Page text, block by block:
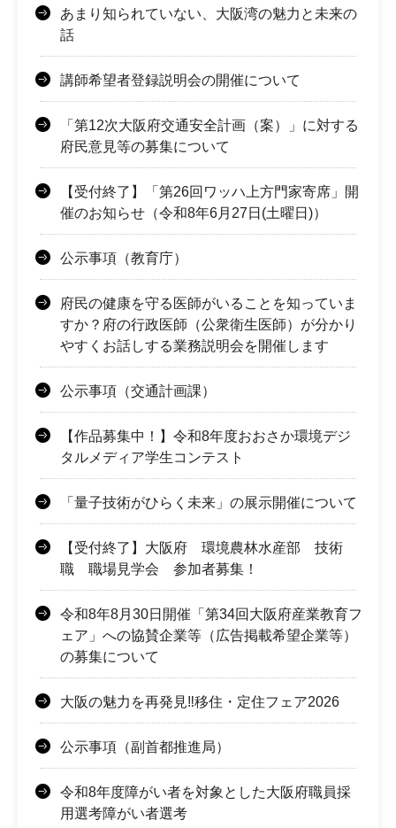
あまり知られていない、大阪湾の魅力と未来の
話
講師希望者登録説明会の開催について
「第12次大阪府交通安全計画（案）」に対する
府民意見等の募集について
【受付終了】「第26回ワッハ上方門家寄席」開
催のお知らせ（令和8年6月27日(土曜日)）
公示事項（教育庁）
府民の健康を守る医師がいることを知っていま
すか？府の行政医師（公衆衛生医師）が分かり
やすくお話しする業務説明会を開催します
公示事項（交通計画課）
【作品募集中！】令和8年度おおさか環境デジ
タルメディア学生コンテスト
「量子技術がひらく未来」の展示開催について
【受付終了】大阪府 環境農林水産部 技術
職 職場見学会 参加者募集！
令和8年8月30日開催「第34回大阪府産業教育フ
ェア」への協賛企業等（広告掲載希望企業等）
の募集について
大阪の魅力を再発見‼移住・定住フェア2026
公示事項（副首都推進局）
令和8年度障がい者を対象とした大阪府職員採
用選考障がい者選考